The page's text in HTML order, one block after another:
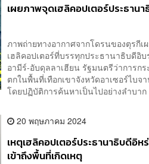
เผยภาพจุดเฮลิคอปเตอร์ประธาน
ภาพถ่ายทางอากาศจากโดรนของตุรกีเ
เฮลิคอปเตอร์ที่บรรทุกประธานาธิบดีอิ
อามีร์-อับดุลลาเฮียน รัฐมนตรีว่าการก
ตกในพื้นที่เทือกเขาจังหวัดอาเซอร์ไบ
โดยปฏิบัติการค้นหาเป็นไปอย่างลำบาก
20 พฤษภาคม 2024
เหตุเฮลิคอปเตอร์ประธานาธิบดีอิ
เข้าถึงพื้นที่เกิดเหตุ